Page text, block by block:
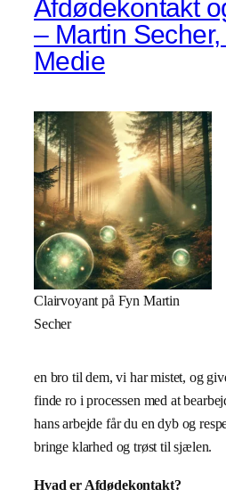
Afdødekontakt
– Martin
Medie
Clairvoyant på Fyn Martin
Secher
en bro til dem, vi har mistet, og
finde ro i processen med at
hans arbejde får du en dyb og
bringe klarhed og trøst til sjælen.
Hvad er Afdødekontakt?